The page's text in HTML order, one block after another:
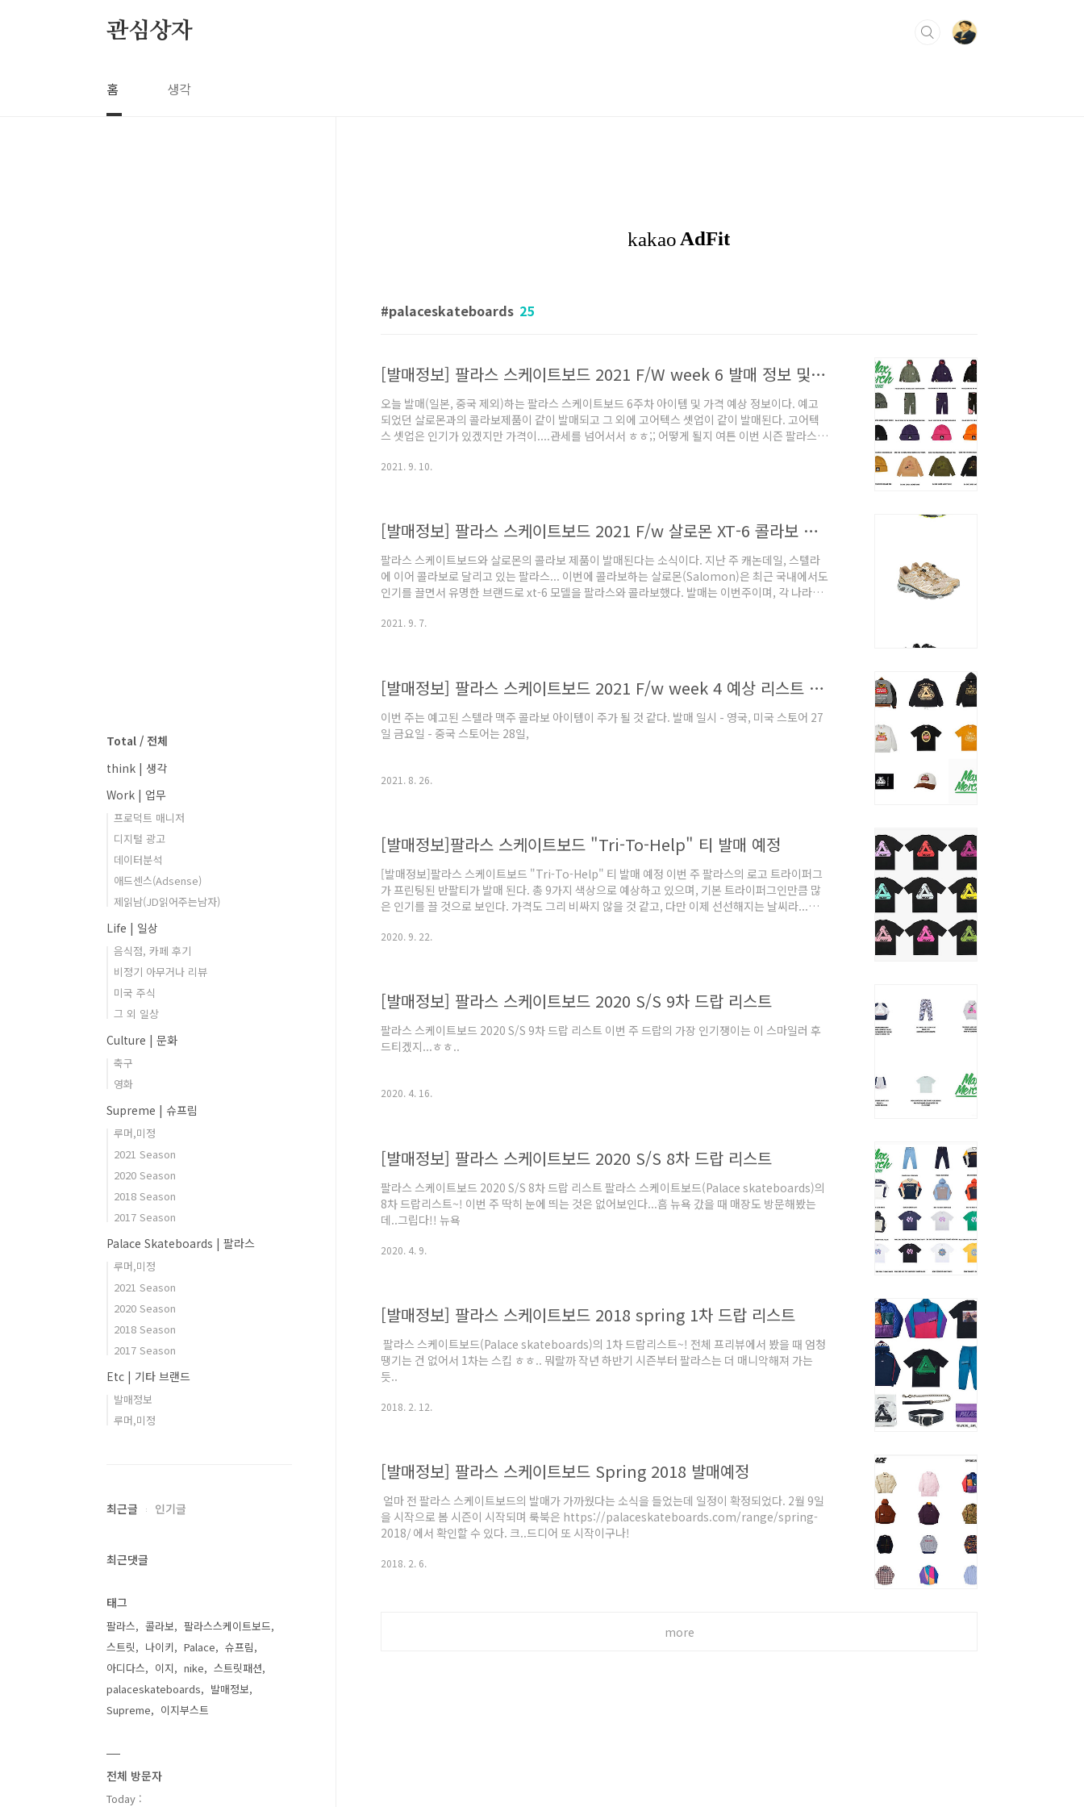
관심상자
홈 생각
palaceskateboards 25
[발매정보] 팔라스 스케이트보드 2021 F/W week 6 발매 정보 및 예상 가격
오늘 발매(일본, 중국 제외)하는 팔라스 스케이트보드 6주차 아이템 및 가격 예상 정보이다. 예고
되었던 살로몬과의 콜라보제품이 같이 발매되고 그 외에 고어텍스 셋업이 같이 발매된다. 고어텍
스 셋업은 인기가 있겠지만 가격이....관세를 넘어서서 ㅎㅎ;; 어떻게 될지 여튼 이번 시즌 팔라스는
F/w 살로몬 XT-6 콜라보 제품 발매 예정 팔라스 스케이트보드와 살로몬의 콜라보 제품이 발매된
2021. 9. 10.
[발매정보] 팔라스 스케이트보드 2021 F/w 살로몬 XT-6 콜라보 제품 발매 예정
팔라스 스케이트보드와 살로몬의 콜라보 제품이 발매된다는 소식이다. 지난 주 캐논데일, 스텔라
에 이어 콜라보로 달리고 있는 팔라스... 이번에 콜라보하는 살로몬(Salomon)은 최근 국내에서도
인기를 끌면서 유명한 브랜드로 xt-6 모델을 팔라스와 콜라보했다. 발매는 이번주이며, 각 나라별
[발매예정] 팔라스 2021 가을 캐논데일(cannondale) 콜라보 제품 발매 예정 [발매예정] 팔라스
2021. 9. 7.
[발매정보] 팔라스 스케이트보드 2021 F/w week 4 예상 리스트 및 가격
이번 주는 예고된 스텔라 맥주 콜라보 아이템이 주가 될 것 같다. 발매 일시 - 영국, 미국 스토어 27
일 금요일 - 중국 스토어는 28일,
2021. 8. 26.
[발매정보]팔라스 스케이트보드 "Tri-To-Help" 티 발매 예정
[발매정보]팔라스 스케이트보드 "Tri-To-Help" 티 발매 예정 이번 주 팔라스의 로고 트라이퍼그
가 프린팅된 반팔티가 발매 된다. 총 9가지 색상으로 예상하고 있으며, 기본 트라이퍼그인만큼 많
은 인기를 끌 것으로 보인다. 가격도 그리 비싸지 않을 것 같고, 다만 이제 선선해지는 날씨라...ㅎ
2020. 9. 22.
[발매정보] 팔라스 스케이트보드 2020 S/S 9차 드랍 리스트
팔라스 스케이트보드 2020 S/S 9차 드랍 리스트 이번 주 드랍의 가장 인기쟁이는 이 스마일러 후
드티겠지...ㅎㅎ..
2020. 4. 16.
[발매정보] 팔라스 스케이트보드 2020 S/S 8차 드랍 리스트
팔라스 스케이트보드 2020 S/S 8차 드랍 리스트 팔라스 스케이트보드(Palace skateboards)의
8차 드랍리스트~! 이번 주 딱히 눈에 띄는 것은 없어보인다...흠 뉴욕 갔을 때 매장도 방문해봤는
데..그립다!! 뉴욕
2020. 4. 9.
[발매정보] 팔라스 스케이트보드 2018 spring 1차 드랍 리스트
​​​​ 팔라스 스케이트보드(Palace skateboards)의 1차 드랍리스트~! 전체 프리뷰에서 봤을 때 엄청
땡기는 건 없어서 1차는 스킵 ㅎㅎ.. 뭐랄까 작년 하반기 시즌부터 팔라스는 더 매니악해져 가는
듯..
2018. 2. 12.
[발매정보] 팔라스 스케이트보드 Spring 2018 발매예정
​ 얼마 전 팔라스 스케이트보드의 발매가 가까웠다는 소식을 들었는데 일정이 확정되었다. 2월 9일
을 시작으로 봄 시즌이 시작되며 룩북은 https://palaceskateboards.com/range/spring-
2018/ 에서 확인할 수 있다. 크..드디어 또 시작이구나!
2018. 2. 6.
more
Total / 전체
think | 생각
Work | 업무
프로덕트 매니저
디지털 광고
데이터분석
애드센스(Adsense)
제읽남(JD읽어주는남자)
Life | 일상
음식점, 카페 후기
비정기 아무거나 리뷰
미국 주식
그 외 일상
Culture | 문화
축구
영화
Supreme | 슈프림
루머,미정
2021 Season
2020 Season
2018 Season
2017 Season
Palace Skateboards | 팔라스
루머,미정
2021 Season
2020 Season
2018 Season
2017 Season
Etc | 기타 브랜드
발매정보
루머,미정
최근글 인기글
최근댓글
태그
팔라스 콜라보
팔라스스케이트보드
스트릿
나이키 Palace
슈프림
아디다스
이지 nike
스트릿패션
palaceskateboards
발매정보
Supreme
이지부스트
전체 방문자
Today :